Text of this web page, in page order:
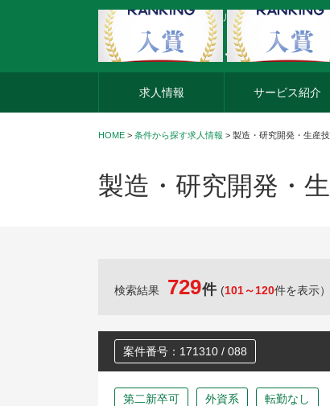
外資系企業の転職・キャリア転職ならアージスジャ
求人情報 サービス紹介
HOME > 条件から探す求人情報 > 製造・研究開発・生産
製造・研究開発・
検索結果 729件 (101～120件を表示）
案件番号：171310 / 088
第二新卒可 外資系 転勤なし